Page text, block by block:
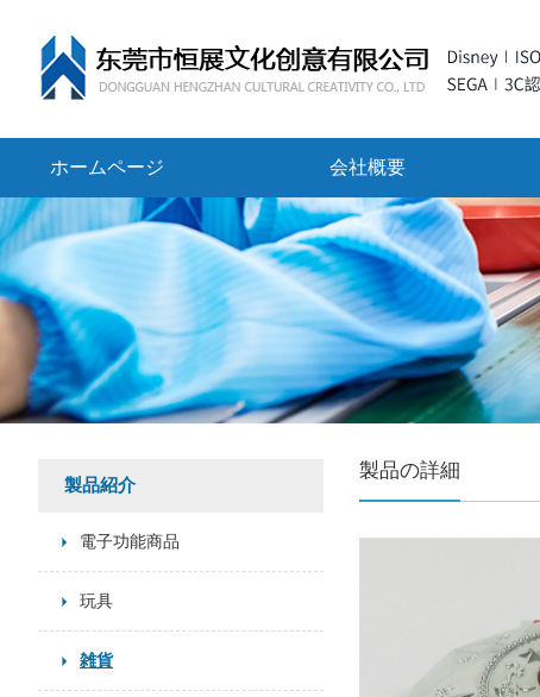
ホームページ 会社概要
製品紹介
電子功能商品
玩具
雑貨
製品の詳細